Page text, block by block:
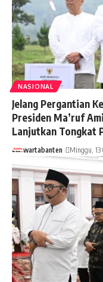
NASIONAL
Jelang Pergantian
Presiden Ma’ruf
Lanjutkan Tongkat
wartabanten Minggu, 13